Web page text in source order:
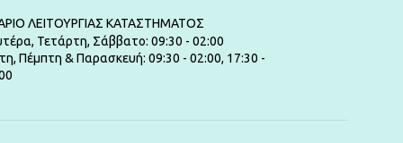
ΛΕΙΤΟΥΡΓΙΑΣ ΚΑΤΑΣΤΗΜΑΤΟΣ
Τετάρτη, Σάββατο: 09:30 - 02:00
Πέμπτη & Παρασκευή: 09:30 - 02:00, 17:30 -